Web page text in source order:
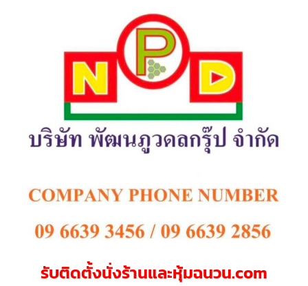
รับติดตั้งนั่งร้านและหุ้มฉนวน.com